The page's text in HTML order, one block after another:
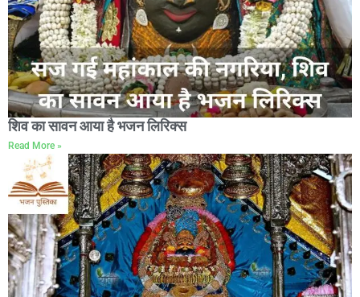
शिव का सावन आया है भजन लिरिक्स
Read More »